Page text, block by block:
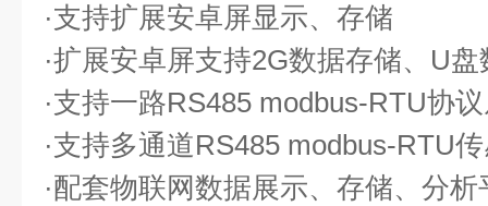
·支持扩展安卓屏显示、存储
·扩展安卓屏支持2G数据存储、U
·支持一路RS485 modbus-RTU协
·支持多通道RS485 modbus-RTU
·配套物联网数据展示、存储、分析